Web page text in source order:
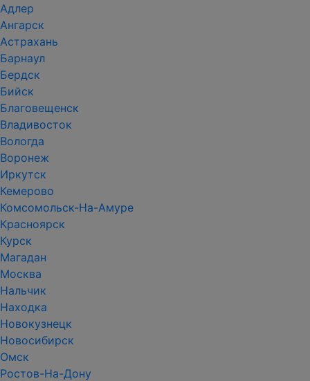
Адлер
Ангарск
Астрахань
Барнаул
Бердск
Бийск
Благовещенск
Владивосток
Вологда
Воронеж
Иркутск
Кемерово
Комсомольск-На-Амуре
Красноярск
Курск
Магадан
Москва
Нальчик
Находка
Новокузнецк
Новосибирск
Омск
Ростов-На-Дону